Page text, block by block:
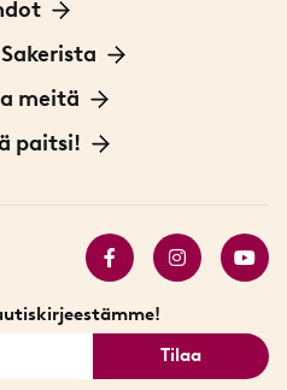
yhteyttä
meitä
paitsi!
Tilaa